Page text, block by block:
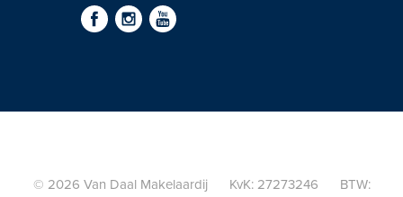
© 2026 Van Daal Makelaardij KvK: 27273246 BTW: